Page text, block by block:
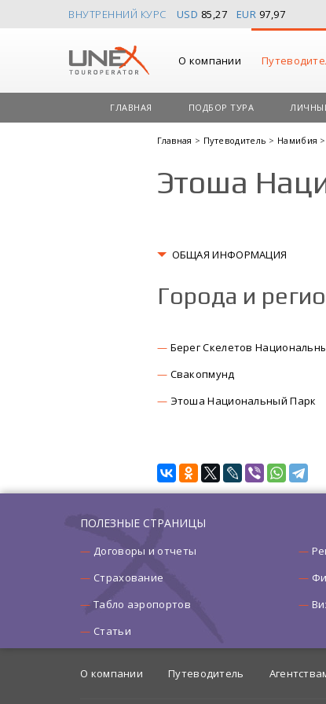
ВНУТРЕННИЙ КУРС USD 85,27 EUR 97,97
О компании
ГЛАВНАЯ ПОДБОР ТУРА
Главная > Путеводитель > Намибия
Этоша
ОБЩАЯ ИНФОРМАЦИЯ
Города и
Берег Скелетов
Свакопмунд
Этоша Национальный Парк
ПОЛЕЗНЫЕ СТРАНИЦЫ
Договоры и отчеты
Страхование
Табло аэропортов
Статьи
О компании Путеводитель